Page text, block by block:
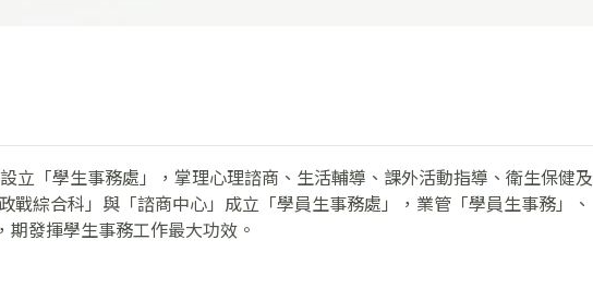
立「學生事務處」，掌理心理諮商、生活輔導、課外活動指導、衛生保健及
戰綜合科」與「諮商中心」成立「學員生事務處」，業管「學員生事務」、
期發揮學生事務工作最大功效。